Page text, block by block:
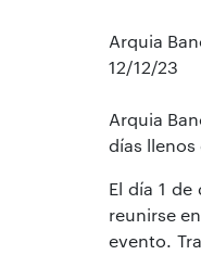
Arquia
12/12/23
Arquia
días llenos
El día 1
reunirse
evento.